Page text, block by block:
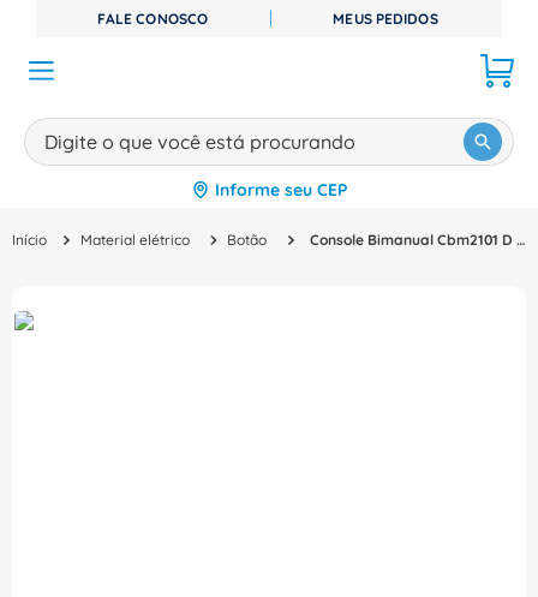
FALE CONOSCO MEUS PEDIDOS
Digite o que você está procurando
Informe seu CEP
Material elétrico Botão Console Bimanual Cbm2101 D 12377081 CBM2101D Weg
TERMOS MAIS BUSCADOS
º disjuntor